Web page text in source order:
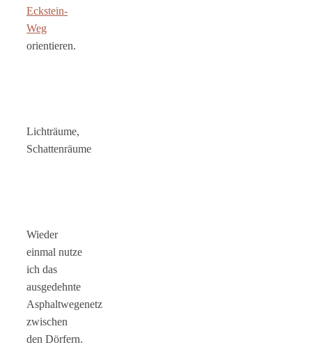
Eckstein-
Weg
orientieren.
Lichträume,
Schattenräume
Wieder
einmal nutze
ich das
ausgedehnte
Asphaltwegenetz
zwischen
den Dörfern.